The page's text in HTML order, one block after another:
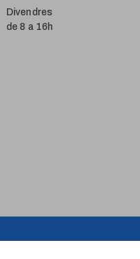
Divendres
de 8 a 16h